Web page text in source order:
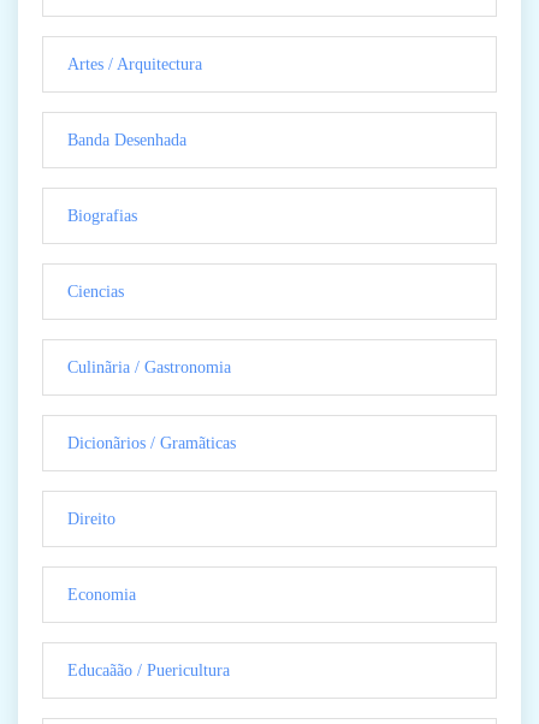
Artes / Arquitectura
Banda Desenhada
Biografias
Ciencias
Culinãria / Gastronomia
Dicionãrios / Gramãticas
Direito
Economia
Educaãão / Puericultura